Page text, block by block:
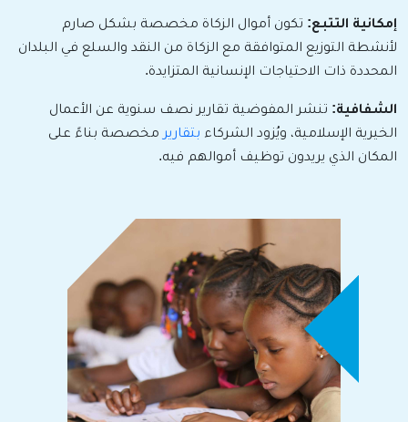
إمكانية التتبع: تكون أموال الزكاة مخصصة بشكل صارم
لأنشطة التوزيع المتوافقة مع الزكاة من النقد والسلع في البلدان
المحددة ذات الاحتياجات الإنسانية المتزايدة.
الشفافية: تنشر المفوضية تقارير نصف سنوية عن الأعمال
الخيرية الإسلامية، ويُزود الشركاء بتقارير مخصصة بناءً على
المكان الذي يريدون توظيف أموالهم فيه.